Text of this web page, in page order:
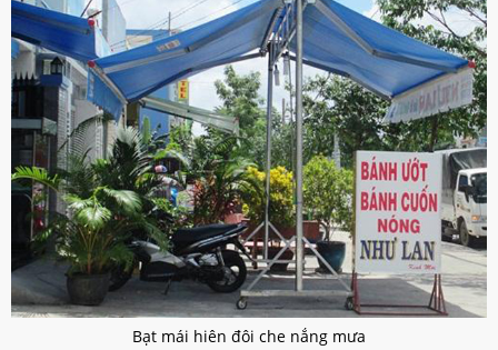
Bạt mái hiên đôi che nắng mưa